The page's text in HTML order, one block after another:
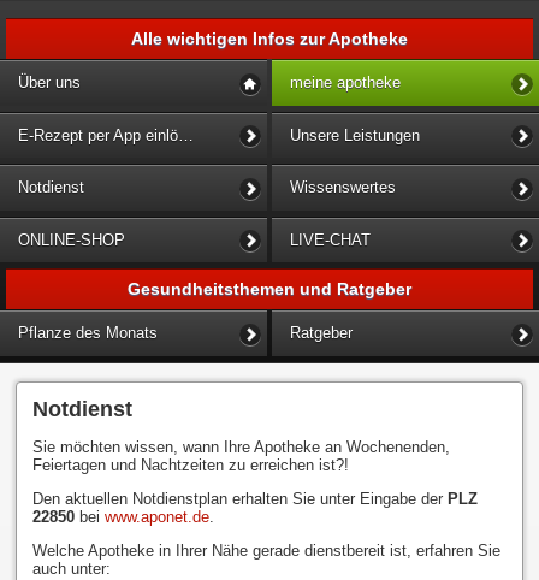
Alle wichtigen Infos zur Apotheke
Über uns meine apotheke
Unsere Leistungen
Notdienst Wissenswertes
ONLINE-SHOP LIVE-CHAT
Gesundheitsthemen und Ratgeber
Pflanze des Monats Ratgeber
Notdienst
Sie möchten wissen, wann Ihre Apotheke an Wochenenden,
Feiertagen und Nachtzeiten zu erreichen ist?!
Den aktuellen Notdienstplan erhalten Sie unter Eingabe der PLZ
22850 bei www.aponet.de.
Welche Apotheke in Ihrer Nähe gerade dienstbereit ist, erfahren Sie
auch unter: